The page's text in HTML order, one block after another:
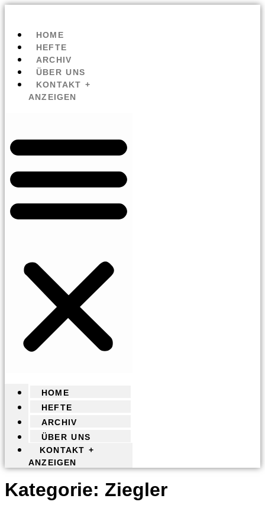
HOME
HEFTE
ARCHIV
ÜBER UNS
KONTAKT +
ANZEIGEN
HOME
HEFTE
ARCHIV
ÜBER UNS
KONTAKT +
ANZEIGEN
Kategorie: Ziegler